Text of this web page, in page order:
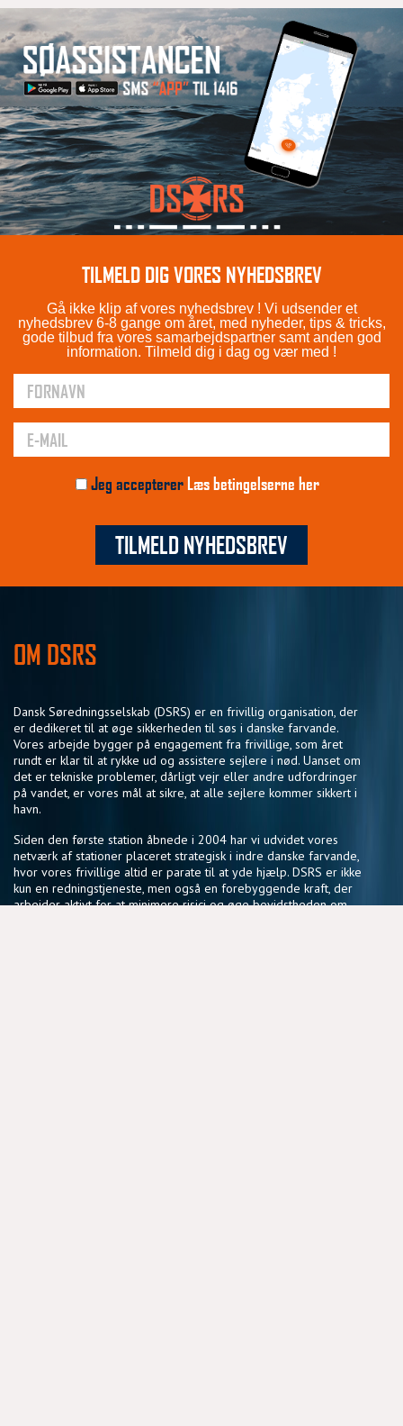
TILMELD DIG VORES NYHEDSBREV
Gå ikke klip af vores nyhedsbrev ! Vi udsender et
nyhedsbrev 6-8 gange om året, med nyheder, tips & tricks,
gode tilbud fra vores samarbejdspartner samt anden god
information. Tilmeld dig i dag og vær med !
Jeg acceptererLæs betingelserne her
TILMELD NYHEDSBREV
OM DSRS
Dansk Søredningsselskab (DSRS) er en frivillig organisation, der
er dedikeret til at øge sikkerheden til søs i danske farvande.
Vores arbejde bygger på engagement fra frivillige, som året
rundt er klar til at rykke ud og assistere sejlere i nød. Uanset om
det er tekniske problemer, dårligt vejr eller andre udfordringer
på vandet, er vores mål at sikre, at alle sejlere kommer sikkert i
havn.
Siden den første station åbnede i 2004 har vi udvidet vores
netværk af stationer placeret strategisk i indre danske farvande,
hvor vores frivillige altid er parate til at yde hjælp. DSRS er ikke
kun en redningstjeneste, men også en forebyggende kraft, der
arbejder aktivt for at minimere risici og øge bevidstheden om